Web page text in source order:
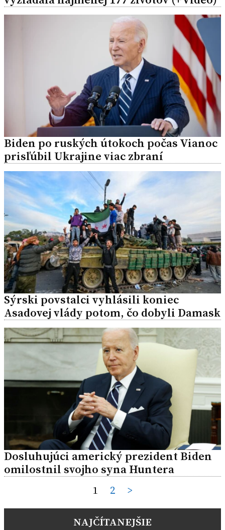
Biden po ruských útokoch počas Vianoc
prisľúbil Ukrajine viac zbraní
Sýrski povstalci vyhlásili koniec
Asadovej vlády potom, čo dobyli Damask
Dosluhujúci americký prezident Biden
omilostnil svojho syna Huntera
pagination
1 2 >
NAJČÍTANEJŠIE